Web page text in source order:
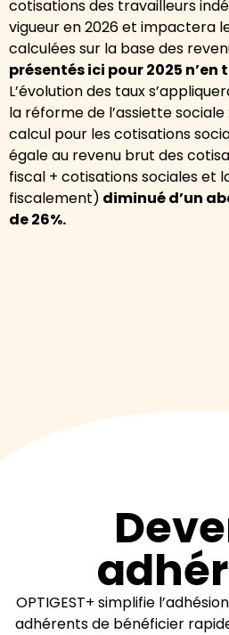
cotisations des travailleurs
vigueur en 2026 et impactera
calculées sur la base des
présentés ici pour 2025
L’évolution des taux
la réforme de l’assiette sociale
calcul pour les cotisations
égale au revenu brut des
fiscal + cotisations sociales et
fiscalement) diminué d’un
de 26%.
OPTIGEST+ simplifie
adhérents de bénéficier